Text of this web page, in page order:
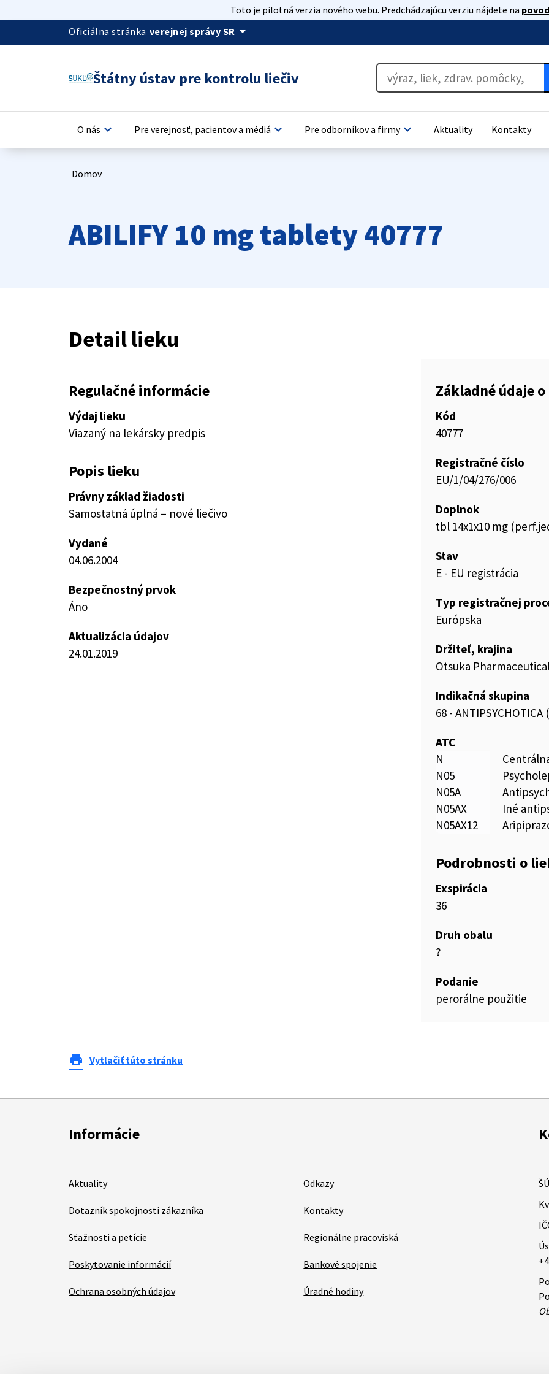
Toto je pilotná verzia nového webu. Predchádzajúcu verziu nájdete na
Oficiálna stránka verejnej správy SR arrow_drop_down
Štátny ústav pre kontrolu liečiv
O nás keyboard_arrow_down Pre verejnosť, pacientov a médiá keyboard_arrow_down Pre odborníkov a firmykeyboard_arrow_down Aktuality Kontakty
Domov
ABILIFY 10 mg tablety 40777
Detail lieku
Regulačné informácie
Výdaj lieku
Viazaný na lekársky predpis
Popis lieku
Právny základ žiadosti
Samostatná úplná – nové liečivo
Vydané
04.06.2004
Bezpečnostný prvok
Áno
Aktualizácia údajov
24.01.2019
Základné údaje
Kód
40777
Registračné číslo
EU/1/04/276/006
Doplnok
tbl 14x1x10 mg
Stav
E - EU registrácia
Typ registračnej
Európska
Držiteľ, krajina
Otsuka
Indikačná skupina
68 - ANTIPSYCHOTICA
ATC
N
N05
N05A
N05AX
Iné
N05AX12
Podrobnosti o
Exspirácia
36
Druh obalu
?
Podanie
perorálne použitie
print Vytlačiť túto stránku
Informácie
Aktuality
Dotazník spokojnosti zákazníka
Sťažnosti a petície
Poskytovanie informácií
Ochrana osobných údajov
Odkazy
Kontakty
Regionálne pracoviská
Bankové spojenie
Úradné hodiny